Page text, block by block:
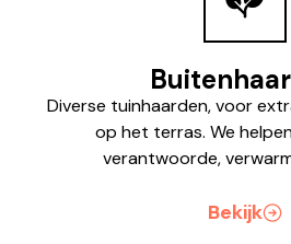
Diverse tuinhaarden, voor
op het terras. We
verantwoorde,
Bekijk